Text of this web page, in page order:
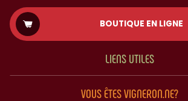
BOUTIQUE EN LIGNE
LIENS UTILES
VOUS ÊTES VIGNERON.NE?